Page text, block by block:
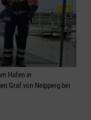
Hafen in
Graf von Neipperg bei